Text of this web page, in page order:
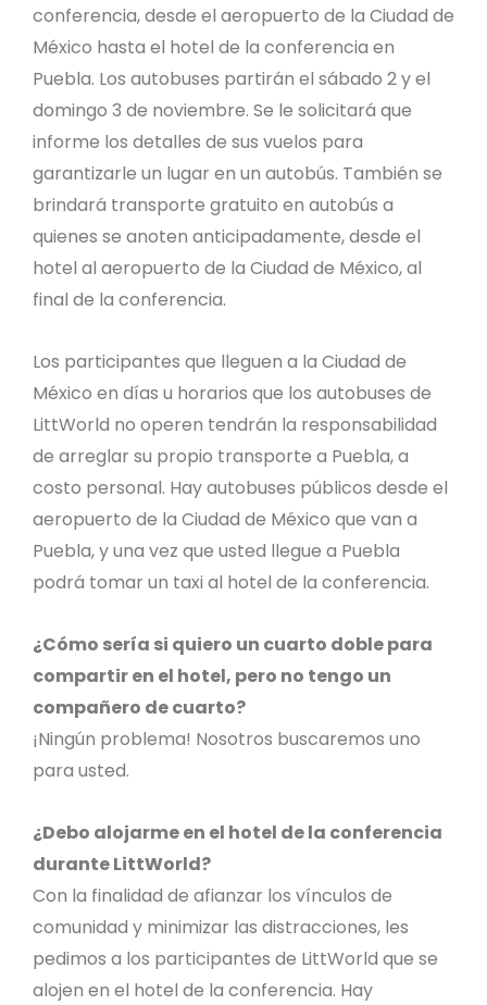
conferencia, desde el aeropuerto de la Ciudad de
México hasta el hotel de la conferencia en
Puebla. Los autobuses partirán el sábado 2 y el
domingo 3 de noviembre. Se le solicitará que
informe los detalles de sus vuelos para
garantizarle un lugar en un autobús. También se
brindará transporte gratuito en autobús a
quienes se anoten anticipadamente, desde el
hotel al aeropuerto de la Ciudad de México, al
final de la conferencia.
Los participantes que lleguen a la Ciudad de
México en días u horarios que los autobuses de
LittWorld no operen tendrán la responsabilidad
de arreglar su propio transporte a Puebla, a
costo personal. Hay autobuses públicos desde el
aeropuerto de la Ciudad de México que van a
Puebla, y una vez que usted llegue a Puebla
podrá tomar un taxi al hotel de la conferencia.
¿Cómo sería si quiero un cuarto doble para
compartir en el hotel, pero no tengo un
compañero de cuarto?
¡Ningún problema! Nosotros buscaremos uno
para usted.
¿Debo alojarme en el hotel de la conferencia
durante LittWorld?
Con la finalidad de afianzar los vínculos de
comunidad y minimizar las distracciones, les
pedimos a los participantes de LittWorld que se
alojen en el hotel de la conferencia. Hay